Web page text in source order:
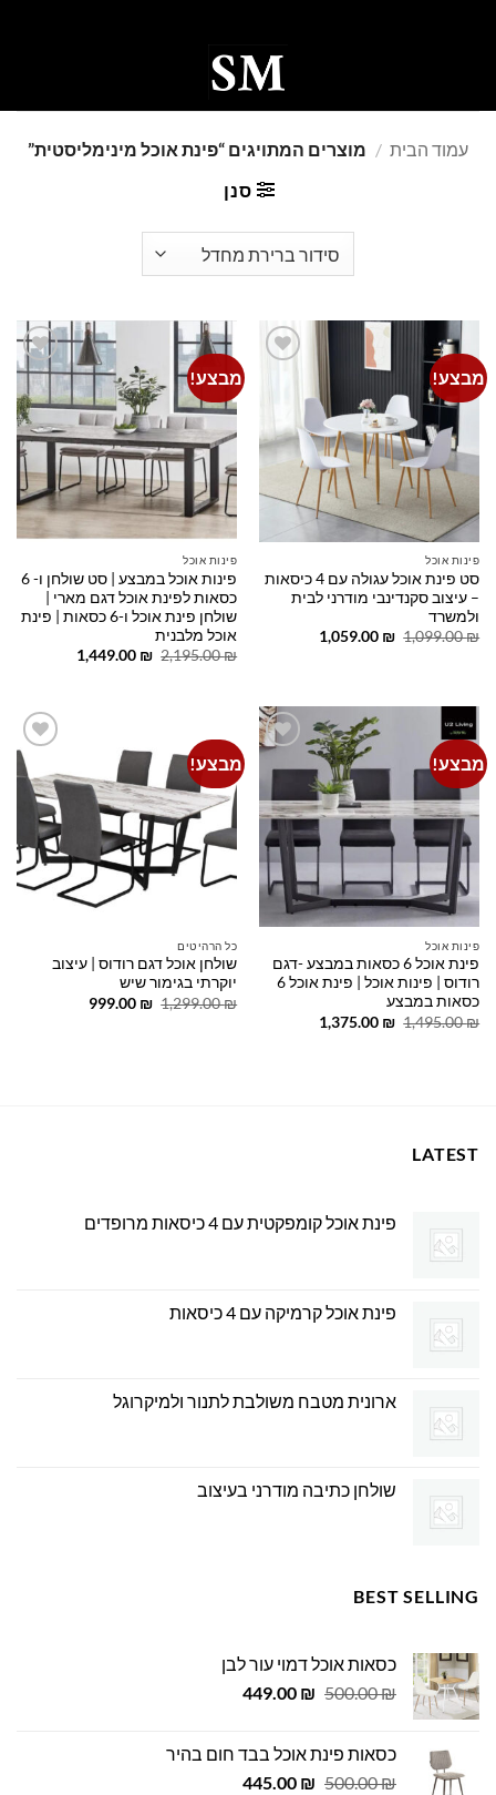
עמוד הבית / מוצרים המתויגים “פינת אוכל מינימליסטית”
סנן
מבצע!
פינות אוכל
סט פינת אוכל עגולה עם 4 כיסאות
– עיצוב סקנדינבי מודרני לבית
ולמשרד
1,099.00₪
המחיר
1,059.00 ₪
המחיר
מבצע!
Add to
wishlist
פינות אוכל
פינות אוכל במבצע | סט שולחן ו- 6
כסאות לפינת אוכל דגם מארי |
שולחן פינת אוכל ו-6 כסאות | פינת
אוכל מלבנית
2,195.00₪
המחיר
1,449.00 ₪
המחיר
מבצע!
פינות אוכל
פינת אוכל 6 כסאות במבצע -דגם
רודוס | פינות אוכל | פינת אוכל 6
כסאות במבצע
1,495.00₪
המחיר
1,375.00 ₪
המחיר
מבצע!
Add to
wishlist
כל הרהיטים
שולחן אוכל דגם רודוס | עיצוב
יוקרתי בגימור שיש
1,299.00₪
המחיר
999.00 ₪
המחיר
LATEST
פינת אוכל קומפקטית עם 4 כיסאות מרופדים
פינת אוכל קרמיקה עם 4 כיסאות
ארונית מטבח משולבת לתנור ולמיקרוגל
שולחן כתיבה מודרני בעיצוב
BEST SELLING
כסאות אוכל דמוי עור לבן
500.00₪
המחיר
500.00 ₪.
449.00 ₪
המחיר
449.00 ₪.
כסאות פינת אוכל בבד חום בהיר
500.00₪
המחיר
445.00 ₪
המחיר